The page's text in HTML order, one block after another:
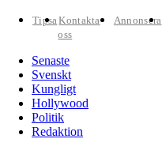
TipsaKontakta
oss
Annonsera
Senaste
Svenskt
Kungligt
Hollywood
Politik
Redaktion